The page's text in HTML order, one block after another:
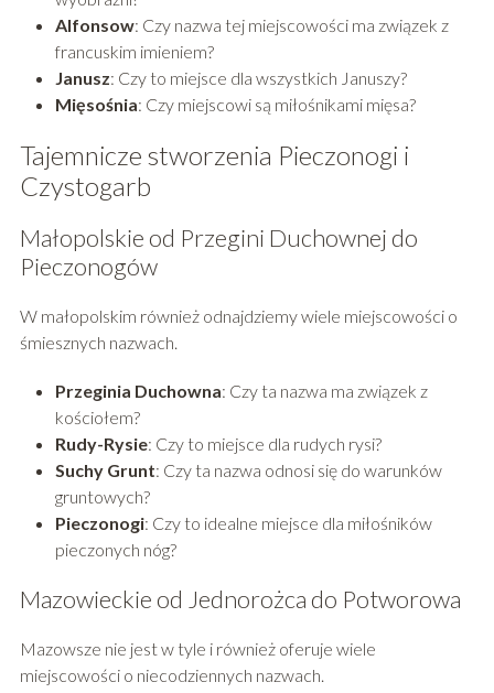
Alfonsow: Czy nazwa tej miejscowości ma związek z
francuskim imieniem?
Janusz: Czy to miejsce dla wszystkich Januszy?
Mięsośnia: Czy miejscowi są miłośnikami mięsa?
Tajemnicze stworzenia Pieczonogi i
Czystogarb
Małopolskie od Przegini Duchownej do
Pieczonogów
W małopolskim również odnajdziemy wiele miejscowości o
śmiesznych nazwach.
Przeginia Duchowna: Czy ta nazwa ma związek z
kościołem?
Rudy-Rysie: Czy to miejsce dla rudych rysi?
Suchy Grunt: Czy ta nazwa odnosi się do warunków
gruntowych?
Pieczonogi: Czy to idealne miejsce dla miłośników
pieczonych nóg?
Mazowieckie od Jednorożca do Potworowa
Mazowsze nie jest w tyle i również oferuje wiele
miejscowości o niecodziennych nazwach.